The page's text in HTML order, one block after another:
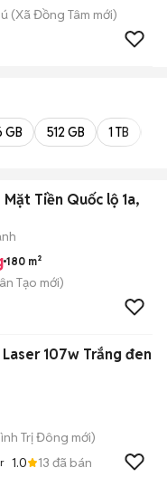
(Xã Đồng Tâm mới)
GB 512 GB 1 TB
Tiền Quốc lộ 1a,
180 m²
Tạo mới)
107w Trắng đen
Trị Đông mới)
1.0 13 đã bán